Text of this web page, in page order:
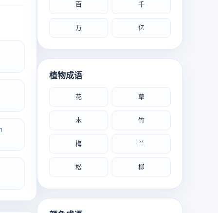
百 千
万 亿
植物成语
花 草
木 竹
梅 兰
松 柳